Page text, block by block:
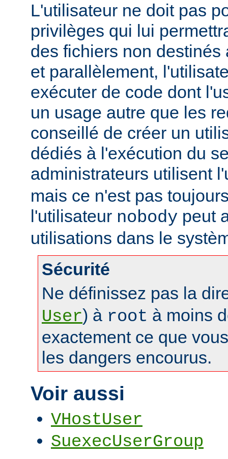
L'utilisateur ne doit pas
privilèges qui lui
des fichiers non destinés
et parallèlement,
exécuter de code dont
un usage autre que les
conseillé de créer un
dédiés à l'exécution du
administrateurs utilisent
mais ce n'est pas
l'utilisateur nobody peut
utilisations dans le
Sécurité
Ne définissez pas la
User) à root à moins
exactement ce que
les dangers encourus.
Voir aussi
VHostUser
SuexecUserGroup